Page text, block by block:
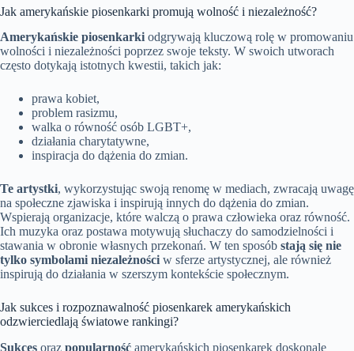
Jak amerykańskie piosenkarki promują wolność i niezależność?
Amerykańskie piosenkarki odgrywają kluczową rolę w promowaniu
wolności i niezależności poprzez swoje teksty. W swoich utworach
często dotykają istotnych kwestii, takich jak:
prawa kobiet,
problem rasizmu,
walka o równość osób LGBT+,
działania charytatywne,
inspiracja do dążenia do zmian.
Te artystki, wykorzystując swoją renomę w mediach, zwracają uwagę
na społeczne zjawiska i inspirują innych do dążenia do zmian.
Wspierają organizacje, które walczą o prawa człowieka oraz równość.
Ich muzyka oraz postawa motywują słuchaczy do samodzielności i
stawania w obronie własnych przekonań. W ten sposób stają się nie
tylko symbolami niezależności w sferze artystycznej, ale również
inspirują do działania w szerszym kontekście społecznym.
Jak sukces i rozpoznawalność piosenkarek amerykańskich
odzwierciedlają światowe rankingi?
Sukces oraz popularność amerykańskich piosenkarek doskonale